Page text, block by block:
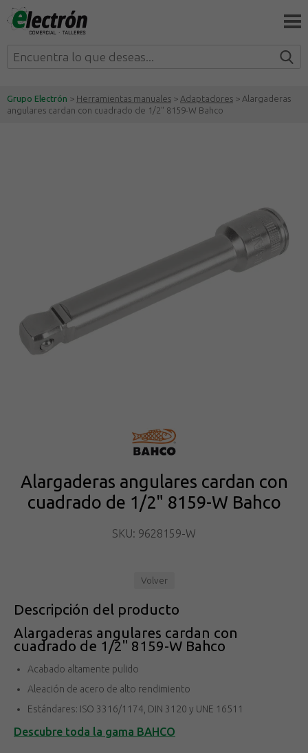
Grupo Electrón > Herramientas manuales > Adaptadores > Alargaderas
angulares cardan con cuadrado de 1/2" 8159-W Bahco
Alargaderas angulares cardan con
cuadrado de 1/2" 8159-W Bahco
SKU: 9628159-W
Volver
Descripción del producto
Alargaderas angulares cardan con
cuadrado de 1/2" 8159-W Bahco
Acabado altamente pulido
Aleación de acero de alto rendimiento
Estándares: ISO 3316/1174, DIN 3120 y UNE 16511
Descubre toda la gama BAHCO